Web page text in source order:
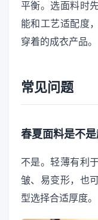
平衡。选面料时
能和工艺适配度
穿着的成衣产品。
常见问题
春夏面料是不是
不是。轻薄有利
皱、易变形，也
型选择合适厚度。